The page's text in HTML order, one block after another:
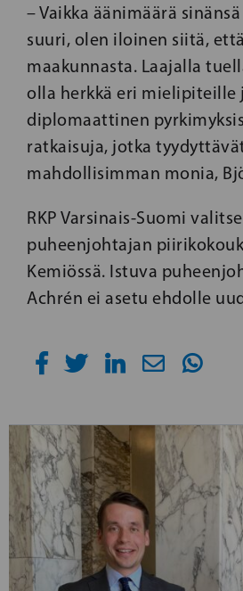
– Vaikka äänimäärä
suuri, olen iloinen siitä,
maakunnasta. Laajalla
olla herkkä eri mielipiteille
diplomaattinen
ratkaisuja, jotka
mahdollisimman monia,
RKP Varsinais-Suomi
puheenjohtajan
Kemiössä. Istuva
Achrén ei asetu ehdolle